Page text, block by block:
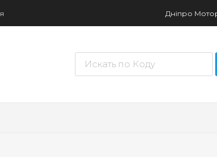
Дніпро Мотор
Пошук товарів